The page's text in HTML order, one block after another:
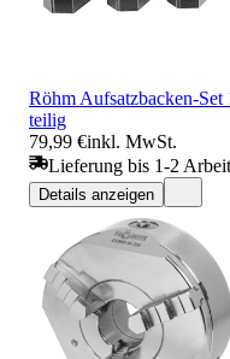
Röhm Aufsatzbacken-
teilig
79,99 €inkl. MwSt.
Lieferung bis 1-2
Details anzeigen